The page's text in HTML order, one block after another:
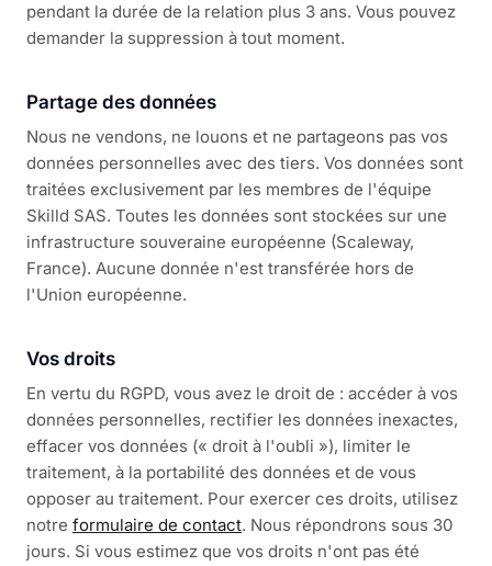
pendant la durée de la relation plus 3 ans. Vous pouvez
demander la suppression à tout moment.
Partage des données
Nous ne vendons, ne louons et ne partageons pas vos
données personnelles avec des tiers. Vos données sont
traitées exclusivement par les membres de l'équipe
Skilld SAS. Toutes les données sont stockées sur une
infrastructure souveraine européenne (Scaleway,
France). Aucune donnée n'est transférée hors de
l'Union européenne.
Vos droits
En vertu du RGPD, vous avez le droit de : accéder à vos
données personnelles, rectifier les données inexactes,
effacer vos données (« droit à l'oubli »), limiter le
traitement, à la portabilité des données et de vous
opposer au traitement. Pour exercer ces droits, utilisez
notre formulaire de contact. Nous répondrons sous 30
jours. Si vous estimez que vos droits n'ont pas été